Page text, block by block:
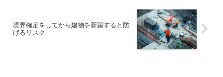
境界確定をしてから建物を新築すると防
げるリスク